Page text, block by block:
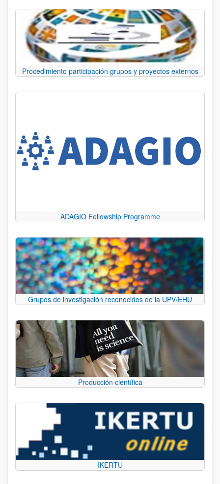
Procedimiento participación grupos y proyectos externos
ADAGIO Fellowship Programme
Grupos de investigación reconocidos de la UPV/EHU
Producción científica
IKERTU